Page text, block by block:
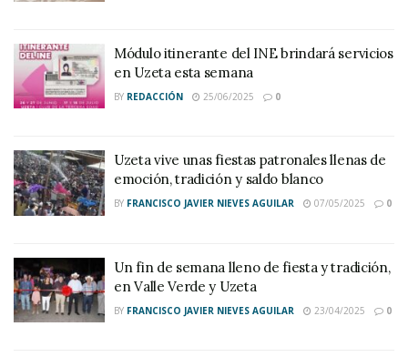
Módulo itinerante del INE brindará servicios
en Uzeta esta semana
BY REDACCIÓN 25/06/2025 0
Uzeta vive unas fiestas patronales llenas de
emoción, tradición y saldo blanco
BY FRANCISCO JAVIER NIEVES AGUILAR 07/05/2025 0
Un fin de semana lleno de fiesta y tradición,
en Valle Verde y Uzeta
BY FRANCISCO JAVIER NIEVES AGUILAR 23/04/2025 0